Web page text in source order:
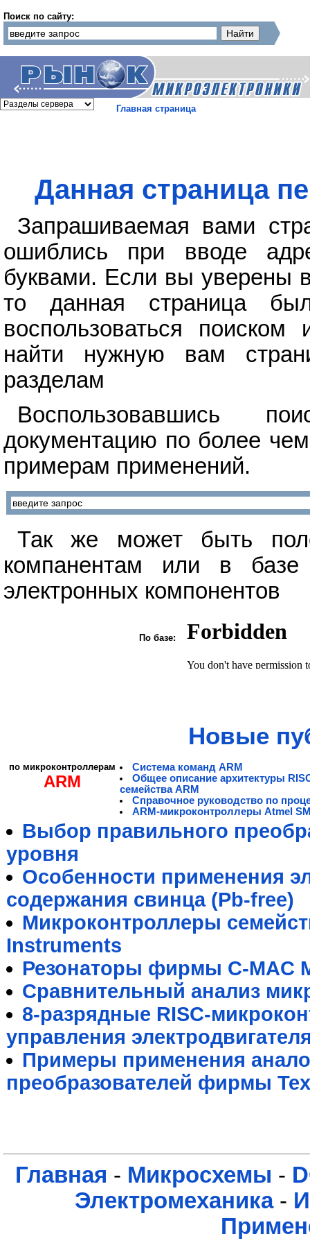
Поиск по сайту:
Главная страница
Данная страница
Запрашиваемая вами
ошиблись при вводе
буквами. Если вы уверены
то данная страница
воспользоваться поиском
найти нужную вам
разделам
Воспользовавшись
документацию по более
примерам применений.
Так же может быть
компанентам или в базе
электронных компонентов
По базе:
Новые
по микроконтроллерам
ARM
Система команд ARM
Общее описание архитектуры
семейства ARM
Справочное руководство по
ARM-микроконтроллеры Atmel
Выбор правильного
уровня
Особенности применения
содержания свинца (Pb-free)
Микроконтроллеры
Instruments
Резонаторы фирмы C-MAC
Сравнительный анализ
8-разрядные RISC-
управления
Примеры применения
преобразователей фирмы
Главная - Микросхемы -
Электромеханика-